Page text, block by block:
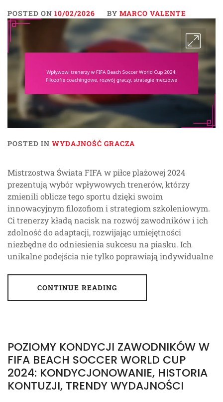
POSTED ON 10/02/2026 BY MARCO VALENTE
POSTED IN WYDAJNOŚĆ GRACZA
Mistrzostwa Świata FIFA w piłce plażowej 2024
prezentują wybór wpływowych trenerów, którzy
zmienili oblicze tego sportu dzięki swoim
innowacyjnym filozofiom i strategiom szkoleniowym.
Ci trenerzy kładą nacisk na rozwój zawodników i ich
zdolność do adaptacji, rozwijając umiejętności
niezbędne do odniesienia sukcesu na piasku. Ich
unikalne podejścia nie tylko poprawiają indywidualne
CONTINUE READING
POZIOMY KONDYCJI ZAWODNIKÓW W
FIFA BEACH SOCCER WORLD CUP
2024: KONDYCJONOWANIE, HISTORIA
KONTUZJI, TRENDY WYDAJNOŚCI